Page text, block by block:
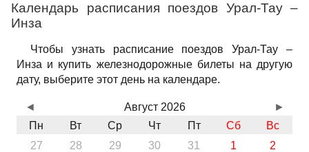
Календарь расписания поездов Урал-Тау –
Инза
Чтобы узнать расписание поездов Урал-Тау –
Инза и купить железнодорожные билеты на другую
дату, выберите этот день на календаре.
Август 2026
Пн
Вт Ср Чт Пт Сб
Вс
27
28 29 30 31 1
2
◄ ►